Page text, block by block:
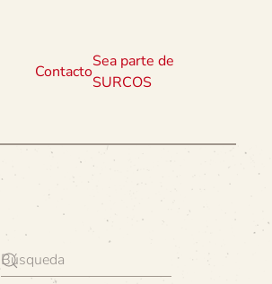
Contacto
Sea parte de
SURCOS